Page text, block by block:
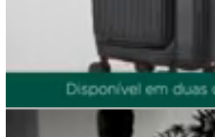
Ver todos
Carteira Masculina
Carteiras Femininas
Porta Cartão
Porta Passaporte
Ver Todos
Carteira Slim
Carteira sem Fecho
Carteira com Fecho em
Carteira com Fecho em